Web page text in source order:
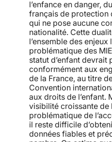
l’enfance en danger,
français de protection
qui ne pose aucune
nationalité. Cette
l’ensemble des enjeux
problématique des
statut d’enfant devrait
conformément aux
de la France, au titre
Convention
aux droits de l’enfant.
visibilité croissante de
problématique de
il reste difficile
données fiables et